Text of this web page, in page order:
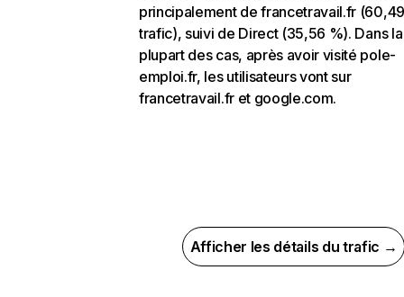
principalement de francetravail.fr
trafic), suivi de Direct (35,56 %). Dans la
plupart des cas, après avoir visité pole-
emploi.fr, les utilisateurs vont sur
francetravail.fr et google.com.
Afficher les détails du trafic →